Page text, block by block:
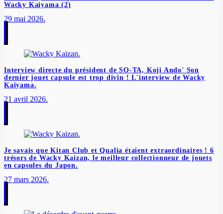
Wacky Kaiyama (2)
29 mai 2026.
Interview directe du président de SO-TA, Koji Ando' Son
dernier jouet capsule est trop divin ! L'interview de Wacky
Kaiyama.
21 avril 2026.
Je savais que Kitan Club et Qualia étaient extraordinaires ! 6
trésors de Wacky Kaizan, le meilleur collectionneur de jouets
en capsules du Japon.
27 mars 2026.